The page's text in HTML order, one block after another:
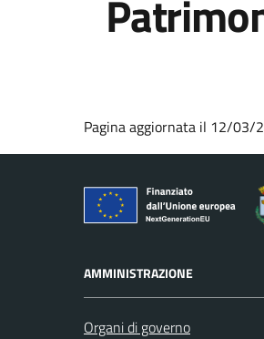
Pagina aggiornata il 12/03/
AMMINISTRAZIONE
Organi di governo